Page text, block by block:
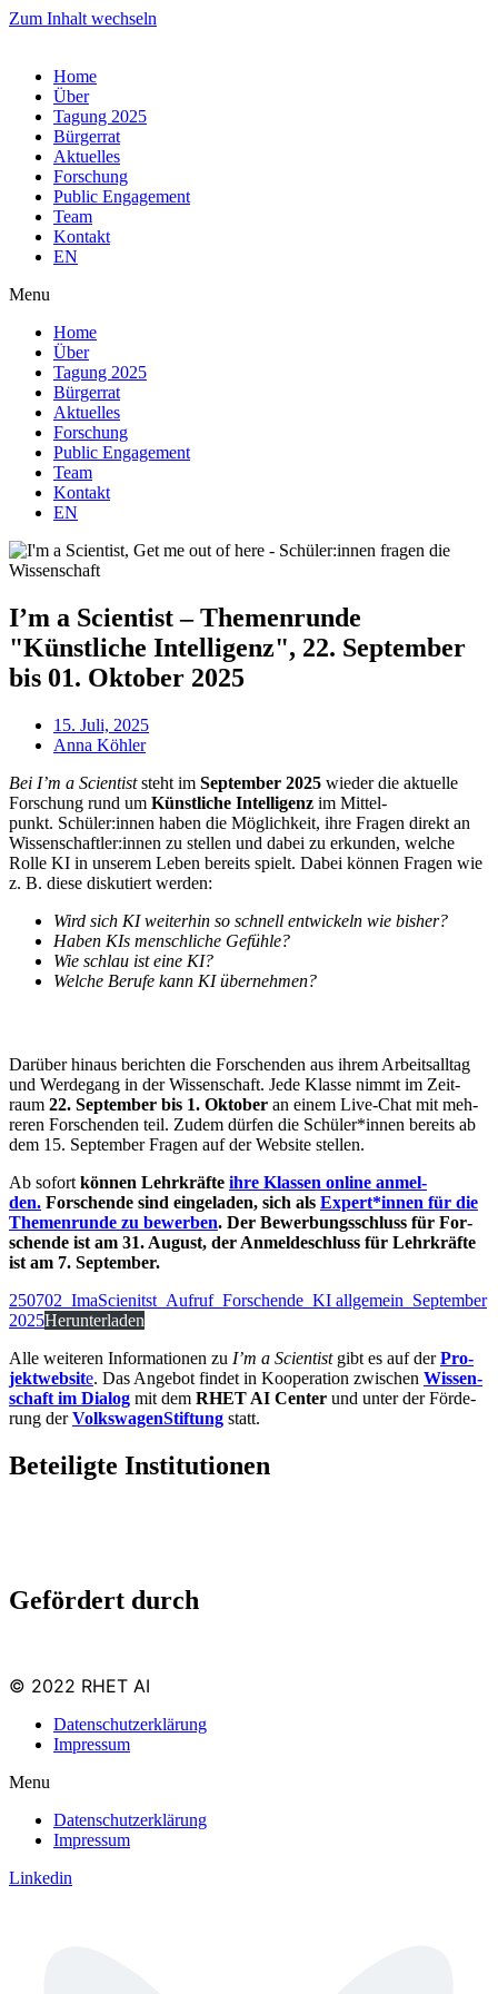
Zum Inhalt wechseln
Home
Über
Tagung 2025
Bürgerrat
Aktuelles
Forschung
Public Engagement
Team
Kontakt
EN
Menu
Home
Über
Tagung 2025
Bürgerrat
Aktuelles
Forschung
Public Engagement
Team
Kontakt
EN
I’m a Scientist – Themenrunde
"Künstliche Intelligenz", 22. September
bis 01. Oktober 2025
15. Juli, 2025
Anna Köhler
Bei I’m a Sci­en­tiststeht im Sep­tem­ber 2025 wie­der die aktu­el­le
For­schung rund um Künst­li­che Intel­li­genz im Mit­tel­
punkt. Schüler:innen haben die Mög­lich­keit, ihre Fra­gen direkt an
Wissenschaftler:innen zu stel­len und dabei zu erkun­den, wel­che
Rol­le KI in unse­rem Leben bereits spielt. Dabei kön­nen Fra­gen wie
z. B. die­se dis­ku­tiert werden:
Wird sich KI wei­ter­hin so schnell ent­wi­ckeln wie bisher?
Haben KIs mensch­li­che Gefühle?
Wie schlau ist eine KI?
Wel­che Beru­fe kann KI übernehmen?
Dar­über hin­aus berich­ten die For­schen­den aus ihrem Arbeits­all­tag
und Wer­de­gang in der Wis­sen­schaft. Jede Klas­se nimmt im Zeit­
raum 22. Sep­tem­ber bis 1. Okto­ber an einem Live-Chat mit meh­
re­ren For­schen­den teil. Zudem dür­fen die Schüler*innen bereits ab
dem 15. Sep­tem­ber Fra­gen auf der Web­site stellen.
Ab sofort kön­nen Lehr­kräf­te ihre Klas­sen online anmel­
den. For­schen­de sind ein­ge­la­den, sich als Expert*innen für die
The­men­run­de zu bewer­ben. Der Bewer­bungs­schluss für For­
schen­de ist am 31. August, der Anmel­de­schluss für Lehr­kräf­te
ist am 7. September.
250702_ImaScienitst_Aufruf_Forschende_KI allgemein_September
2025Her­un­ter­la­den
Alle wei­te­ren Infor­ma­tio­nen zu I’m a Sci­en­tistgibt es auf derPro­
jekt­web­site. Das Ange­bot fin­det in Koope­ra­ti­on zwi­schen Wis­sen­
schaft im Dia­log mit dem RHET AI Cen­ter und unter der För­de­
rung der Volks­wa­gen­Stif­tung statt.
Beteiligte Institutionen
Gefördert durch
© 2022 RHET AI
Datenschutzerklärung
Impressum
Menu
Datenschutzerklärung
Impressum
Linkedin